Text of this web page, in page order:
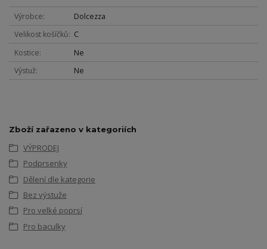
Výrobce
Dolcezza
Velikost košíčků
C
Kostice
Ne
Výstuž
Ne
Zboží zařazeno v kategoriích
VÝPRODEJ
Podprsenky
Dělení dle kategorie
Bez výstuže
Pro velké poprsí
Pro baculky